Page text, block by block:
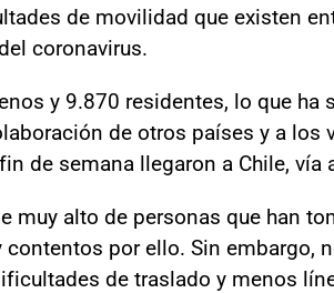
de movilidad que existen
coronavirus.
y 9.870 residentes, lo que
de otros países y a
de semana llegaron a Chile, vía
muy alto de personas que han
por ello. Sin embargo,
de traslado y menos